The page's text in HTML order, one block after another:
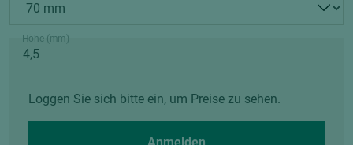
Höhe (mm)
Loggen Sie sich bitte ein, um Preise zu sehen.